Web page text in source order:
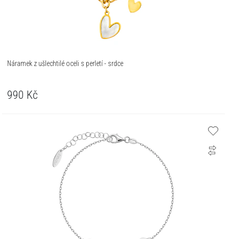
Náramek z ušlechtilé oceli s perletí - srdce
990 Kč